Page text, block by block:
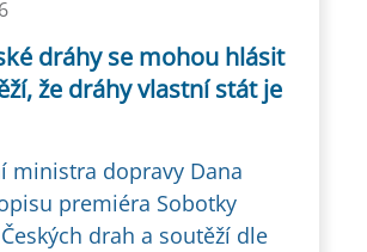
dráhy se mohou hlásit
že dráhy vlastní stát je
ministra dopravy Dana
premiéra Sobotky
drah a soutěží dle